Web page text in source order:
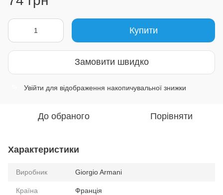
Купити
Замовити швидко
Увійти для відображення накопичувальної знижки
До обраного Порівняти
Характеристики
Виробник Giorgio Armani
Країна Франція